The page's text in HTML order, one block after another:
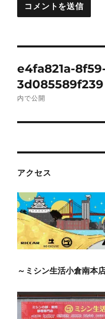
稿
ナ
ビ
ョ
ン
e4fa821a-
3d085589f239
内で公開
アクセス
～ミシン生活小倉南本